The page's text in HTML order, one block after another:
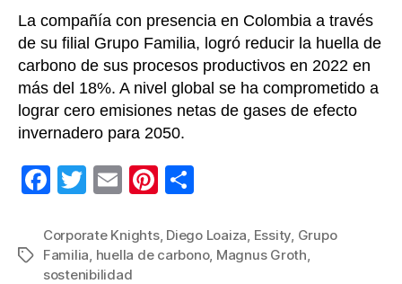
La compañía con presencia en Colombia a través
de su filial Grupo Familia, logró reducir la huella de
carbono de sus procesos productivos en 2022 en
más del 18%. A nivel global se ha comprometido a
lograr cero emisiones netas de gases de efecto
invernadero para 2050.
F
c
e
T
tt
er
E
ail
Pi
er
e
m
p
Etiquetas
Corporate Knights, Diego Loaiza, Essity, Grupo
Familia, huella de carbono, Magnus Groth,
sostenibilidad